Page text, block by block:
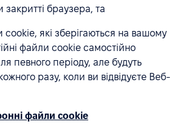
браузера, та
cookie, які зберігаються на вашому
файли cookie самостійно
певного періоду, але будуть
разу, коли ви відвідуєте Веб-
файли cookie